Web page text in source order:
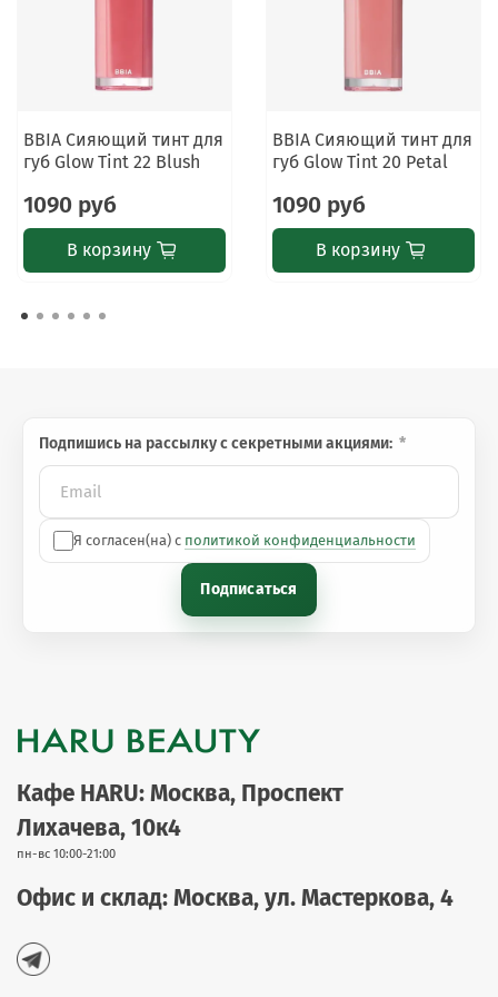
⚠️ Важно знать
Только для наружного применения. При
появлении раздражения прекратите
использование. Избегайте попадания в глаза. Не
наносите на повреждённую кожу губ.
BBIA Сияющий тинт для
губ Glow Tint 22 Blush
1090 руб
В корзину
BBIA Сияющий тинт для
губ Glow Tint 20 Petal
1090 руб
В корзину
Подпишись на рассылку с секретными акциями:
Я согласен(на) с политикой конфиденциальности
Подписаться
Кафе HARU: Москва, Проспект
Лихачева, 10к4
пн-вс 10:00-21:00
Офис и склад: Москва, ул. Мастеркова, 4